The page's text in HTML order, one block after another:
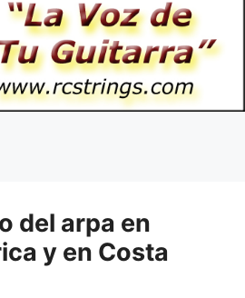
del arpa en
y en Costa